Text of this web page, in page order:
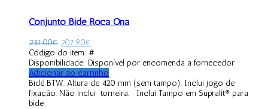
Conjunto Bidé Roca Ona
231.00€ 207.90€
Código do item: #
Disponibilidade: Disponível por encomenda a fornecedor
Adicionar ao carrinho
Bidé BTW. Altura de 420 mm (sem tampo). Inclui jogo de
fixação. Não inclui torneira. Inclui Tampo em Supralit® para
bide